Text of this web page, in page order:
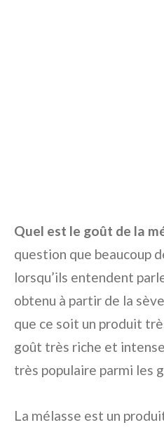
Quel est le goût de la
question que beaucoup
lorsqu’ils entendent
obtenu à partir de la
que ce soit un produit
goût très riche et
très populaire parmi les
La mélasse est un